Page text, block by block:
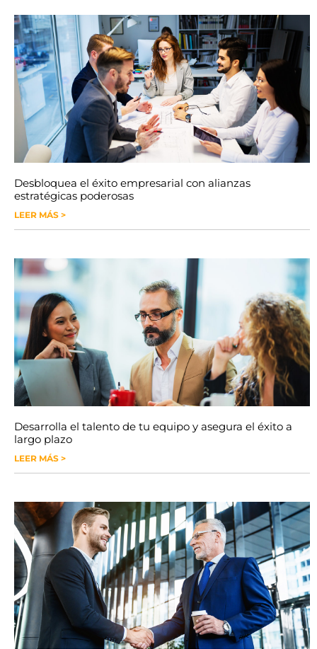
Desbloquea el éxito empresarial con alianzas
estratégicas poderosas
LEER MÁS >
Desarrolla el talento de tu equipo y asegura el éxito a
largo plazo
LEER MÁS >